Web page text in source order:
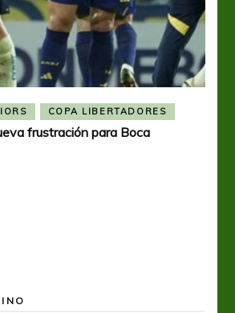
COPA LIBERTADORES
frustración para Boca